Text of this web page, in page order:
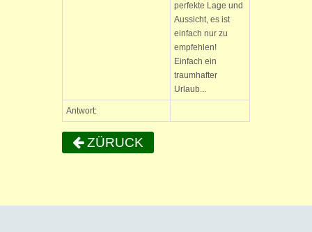
perfekte Lage und
Aussicht, es ist
einfach nur zu
empfehlen!
Einfach ein
traumhafter
Urlaub...
Antwort:
ZÜRUCK